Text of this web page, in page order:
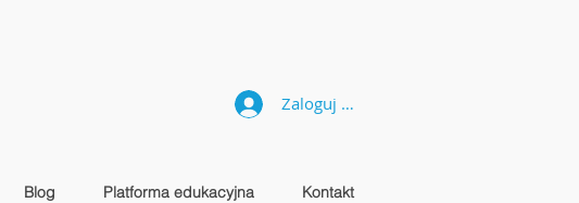
Zaloguj się
Blog Platforma edukacyjna Kontakt